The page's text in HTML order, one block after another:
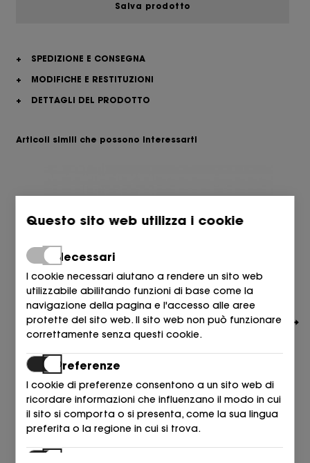
Salva prodotto
+
SPEDIZIONE E CONSEGNA
+
MODIFICHE E RESTITUZIONI
+
DETTAGLI DEL PRODOTTO
Articoli simili che possono interessarti
KENNEL & SCHMENGER
DEPORTIVO CON BANDA ANTE ROSA 462 o.rose/mulb
299,00€
Questo sito web utilizza i cookie
Necessari
I cookie necessari aiutano a rendere un sito web
utilizzabile abilitando funzioni di base come la
navigazione della pagina e l'accesso alle aree
protette del sito web. Il sito web non può funzionare
correttamente senza questi cookie.
Preferenze
I cookie di preferenze consentono a un sito web di
ricordare informazioni che influenzano il modo in cui
il sito si comporta o si presenta, come la sua lingua
preferita o la regione in cui si trova.